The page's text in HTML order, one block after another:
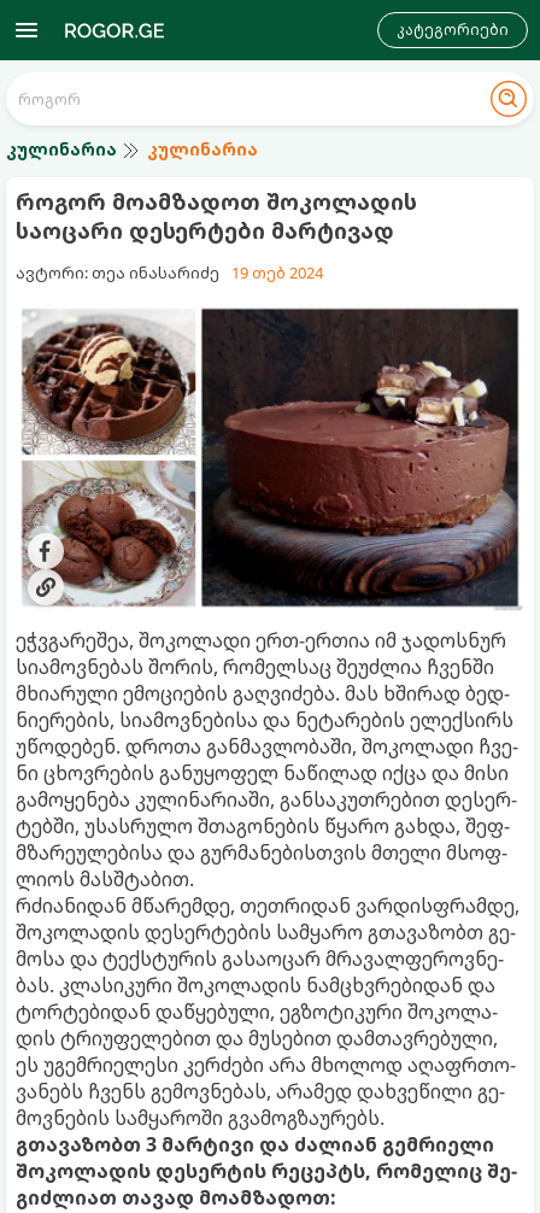
კატეგორიები
კულინარია კულინარია
როგორ მოამზადოთ შოკოლადის
საოცარი დესერტები მარტივად
ავტორი: თეა ინასარიძე 19 თებ 2024
ეჭვგა­რე­შეა, შო­კო­ლა­დი ერთ-ერ­თია იმ ჯა­დოს­ნურ
სი­ა­მოვ­ნე­ბას შო­რის, რო­მელ­საც შე­უძ­ლია ჩვენ­ში
მხი­ა­რუ­ლი ემო­ცი­ე­ბის გაღ­ვი­ძე­ბა. მას ხში­რად ბედ­
ნი­ე­რე­ბის, სი­ა­მოვ­ნე­ბი­სა და ნე­ტა­რე­ბის ელექ­სირს
უწო­დე­ბენ. დრო­თა გან­მავ­ლო­ბა­ში, შო­კო­ლა­დი ჩვე­
ნი ცხოვ­რე­ბის გა­ნუ­ყო­ფელ ნა­წი­ლად იქცა და მისი
გა­მო­ყე­ნე­ბა კუ­ლი­ნა­რი­ა­ში, გან­სა­კუთ­რე­ბით დე­სერ­
ტებ­ში, უსას­რუ­ლო შთა­გო­ნე­ბის წყა­რო გახ­და, შეფ-
მზა­რე­უ­ლე­ბი­სა და გურ­მა­ნე­ბის­თვის მთე­ლი მსოფ­
ლი­ოს მას­შტა­ბით.
რძი­ა­ნი­დან მწა­რემ­დე, თეთ­რი­დან ვარ­დის­ფრამ­დე,
შო­კო­ლა­დის დე­სერ­ტე­ბის სამ­ყა­რო გთა­ვა­ზობთ გე­
მო­სა და ტექ­სტუ­რის გა­სა­ო­ცარ მრა­ვალ­ფე­როვ­ნე­
ბას. კლა­სი­კუ­რი შო­კო­ლა­დის ნამ­ცხვრე­ბი­დან და
ტორ­ტე­ბი­დან და­წყე­ბუ­ლი, ეგ­ზო­ტი­კუ­რი შო­კო­ლა­
დის ტრი­უ­ფე­ლე­ბით და მუ­სე­ბით დამ­თავ­რე­ბუ­ლი,
ეს უგემ­რი­ე­ლე­სი კერ­ძე­ბი არა მხო­ლოდ აღაფრ­თო­
ვა­ნებს ჩვენს გე­მოვ­ნე­ბას, არა­მედ დახ­ვე­წი­ლი გე­
მოვ­ნე­ბის სამ­ყა­რო­ში გვა­მოგ­ზა­უ­რებს.
გთა­ვა­ზობთ 3 მარ­ტი­ვი და ძა­ლი­ან გემ­რი­ე­ლი
შო­კო­ლა­დის დე­სერ­ტის რე­ცეპტს, რო­მე­ლიც შე­
გიძ­ლი­ათ თა­ვად მო­ამ­ზა­დოთ: